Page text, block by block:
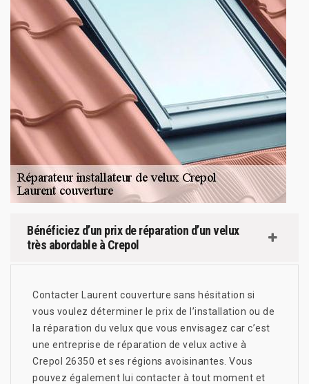
Bénéficiez d’un prix de réparation d’un velux
très abordable à Crepol
Contacter Laurent couverture sans hésitation si
vous voulez déterminer le prix de l’installation ou de
la réparation du velux que vous envisagez car c’est
une entreprise de réparation de velux active à
Crepol 26350 et ses régions avoisinantes. Vous
pouvez également lui contacter à tout moment et